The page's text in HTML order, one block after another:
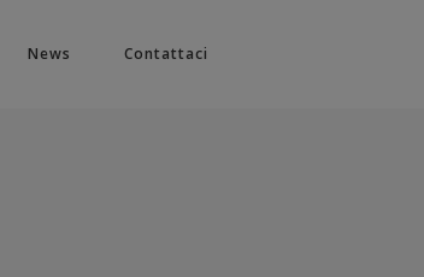
News Contattaci